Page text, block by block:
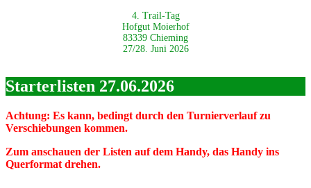
4. Trail-Tag
Hofgut Moierhof
83339 Chieming
27/28. Juni 2026
Starterlisten 27.06.2026
Achtung: Es kann, bedingt durch den Turnierverlauf zu
Verschiebungen kommen.
Zum anschauen der Listen auf dem Handy, das Handy ins
Querformat drehen.